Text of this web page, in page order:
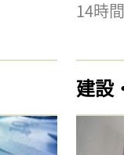
14時
建設